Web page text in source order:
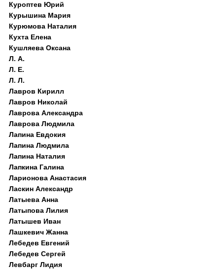
Куроптев Юрий
Курышина Мария
Курюмова Наталия
Кухта Елена
Кушляева Оксана
Л. А.
Л. Е.
Л. Л.
Лавров Кирилл
Лавров Николай
Лаврова Александра
Лаврова Людмила
Лапина Евдокия
Лапина Людмила
Лапина Наталия
Лапкина Галина
Ларионова Анастасия
Ласкин Александр
Латыева Анна
Латыпова Лилия
Латышев Иван
Лашкевич Жанна
Лебедев Евгений
Лебедев Сергей
Левбарг Лидия